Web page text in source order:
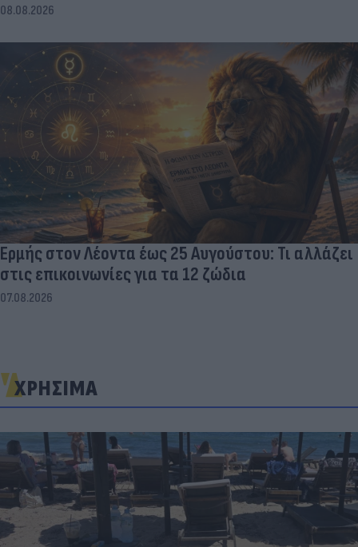
08.08.2026
Ερμής στον Λέοντα έως 25 Αυγούστου: Τι αλλάζει
στις επικοινωνίες για τα 12 ζώδια
07.08.2026
ΧΡΗΣΙΜΑ